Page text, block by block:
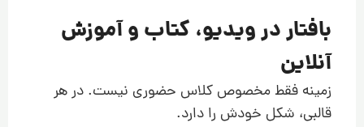
بافتار در ویدیو، کتاب و آموزش
آنلاین
زمینه فقط مخصوص کلاس حضوری نیست. در هر
قالبی، شکل خودش را دارد.